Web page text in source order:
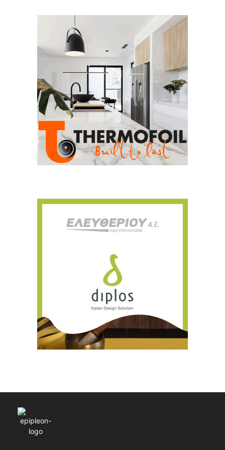
Για να μαθαίνετε πρώτοι τα νέα και όλες
τις τάσεις του κλάδου, εγγραφείτε στο
newsletter μας!
Email
Γράψτε εδώ το email σας
ΕΓΓΡΑΦΉ